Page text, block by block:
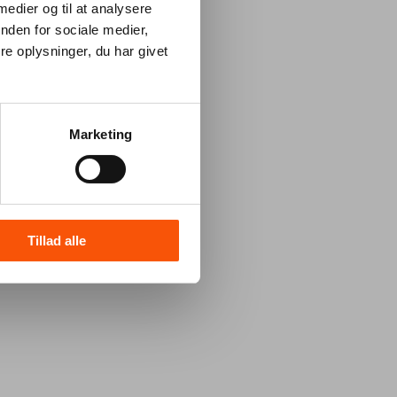
og til at analysere
for sociale medier,
oplysninger, du har givet
Marketing
Tillad alle